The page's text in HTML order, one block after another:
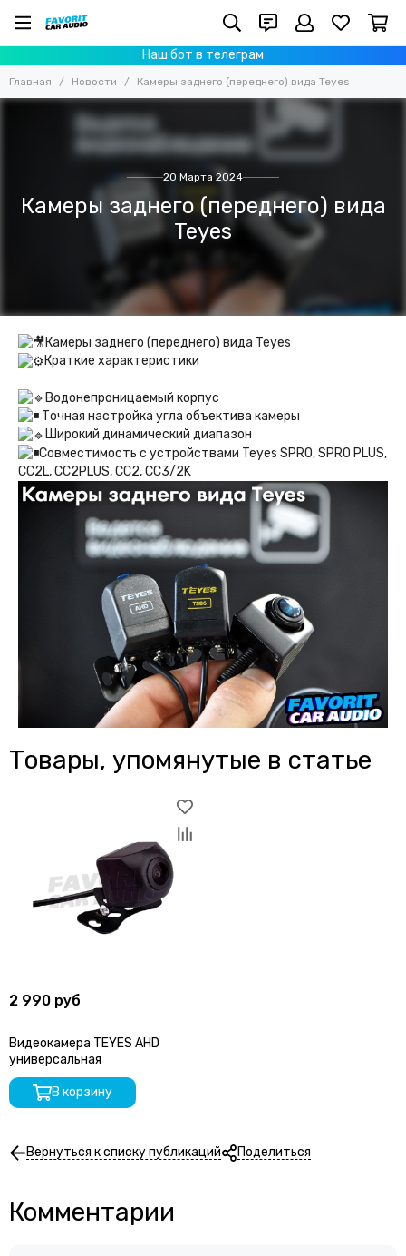
Наш бот в телеграм
Главная Новости Камеры заднего (переднего) вида Teyes
20 Марта 2024
Камеры заднего (переднего) вида
Teyes
Камеры заднего (переднего) вида Teyes
Краткие характеристики
Водонепроницаемый корпус
Точная настройка угла объектива камеры
Широкий динамический диапазон
Совместимость с устройствами Teyes SPRO, SPRO PLUS,
CC2L, CC2PLUS, CC2, CC3/2K
Товары, упомянутые в статье
2 990 руб
Видеокамера TEYES AHD
универсальная
В корзину
Вернуться к списку публикаций Поделиться
Комментарии